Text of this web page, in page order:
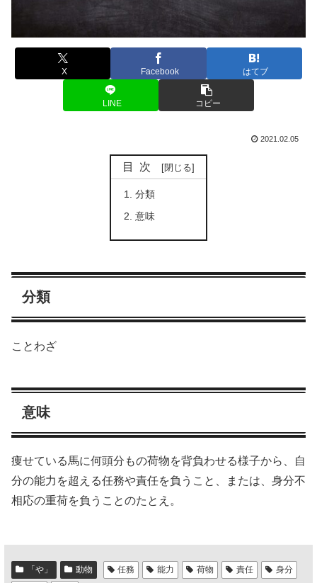
X Facebook はてブ
LINE コピー
2021.02.05
目次
分類
意味
分類
ことわざ
意味
痩せている馬に何頭分もの荷物を背負わせる様子から、自
分の能力を超える任務や責任を負うこと、または、身分不
相応の重荷を負うことのたとえ。
「や」 動物 任務 能力 荷物 責任
身分